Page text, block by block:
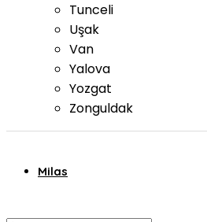
Tunceli
Uşak
Van
Yalova
Yozgat
Zonguldak
Milas